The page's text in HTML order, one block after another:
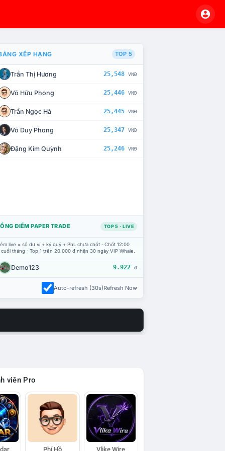
CHẾ TÀI XỬ LÝ VI PHẠM
XẾP HẠNG TOP 5
Trần Thị Hương 25,548 VNĐ
Võ Hữu Phong 25,446 VNĐ
Trần Ngọc Hà 25,445 VNĐ
Võ Duy Phong 25,347 VNĐ
Đặng Kim Quỳnh 25,246 VNĐ
ĐIỂM PAPER TRADE TOP 5 · LIVE
live = số dư ví + ký quỹ + PnL chưa chốt · Chốt 12:00
tháng · Top 1 trên 20.000 đ nhận 30 ngày VIP Whale.
Demo123 9.922 đ
Auto-refresh (30s)Refresh Now
viên Pro
Phí Hồ Vlike Wire